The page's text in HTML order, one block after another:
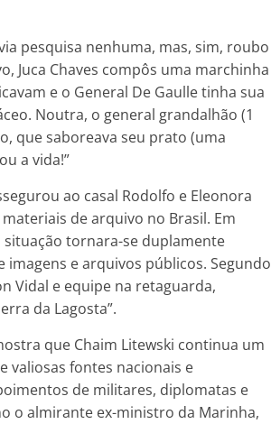
pesquisa nenhuma, mas, sim, roubo
Juca Chaves compôs uma marchinha
e o General De Gaulle tinha sua
Noutra, o general grandalhão (1
que saboreava seu prato (uma
a vida!”
ao casal Rodolfo e Eleonora
de arquivo no Brasil. Em
tornara-se duplamente
e arquivos públicos. Segundo
Vidal e equipe na retaguarda,
da Lagosta”.
que Chaim Litewski continua um
valiosas fontes nacionais e
de militares, diplomatas e
o almirante ex-ministro da Marinha,